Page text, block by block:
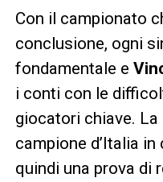
Con il campionato
conclusione, ogni
fondamentale e
i conti con le
giocatori chiave.
campione d’Italia
quindi una prova di